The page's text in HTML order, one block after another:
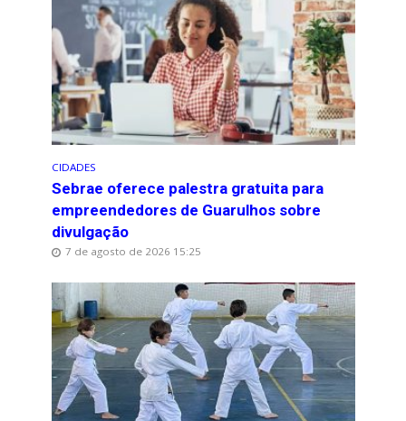
CIDADES
Sebrae oferece palestra gratuita para
empreendedores de Guarulhos sobre
divulgação
7 de agosto de 2026 15:25